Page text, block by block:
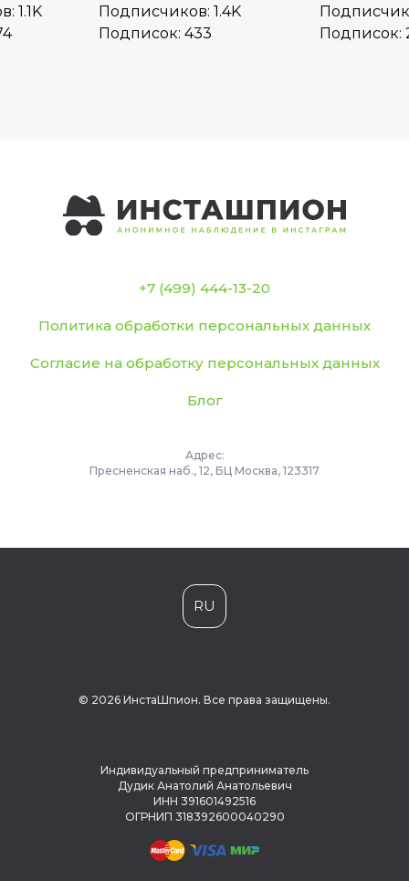
1.1K
Подписчиков: 1.4K
Подписок: 433
Подписок:
+7 (499) 444-13-20
Политика обработки персональных данных
Согласие на обработку персональных данных
Блог
Адрес:
Пресненская наб., 12, БЦ Москва, 123317
RU
© 2026 ИнстаШпион. Все права защищены.
Индивидуальный предприниматель
Дудик Анатолий Анатольевич
ИНН 391601492516
ОГРНИП 318392600040290